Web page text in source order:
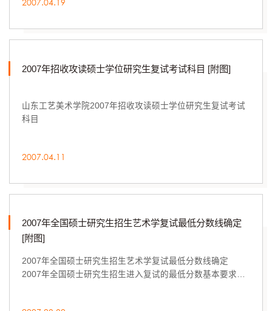
2007年招收攻读硕士学位研究生复试考试科目 [附图]
山东工艺美术学院2007年招收攻读硕士学位研究生复试考试
科目
2007.04.11
2007年全国硕士研究生招生艺术学复试最低分数线确定
[附图]
2007年全国硕士研究生招生艺术学复试最低分数线确定
2007年全国硕士研究生招生进入复试的最低分数基本要求已